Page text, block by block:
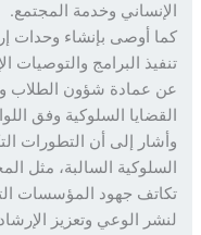
وخدمة المجتمع.
أوصى بإنشاء وحدات
البرامج والتوصيات
شؤون الطلاب وتعزيز
السلوكية وفق اللوائح
إلى أن التطورات
السالبة، مثل
جهود المؤسسات
الوعي وتعزيز الإرشاد